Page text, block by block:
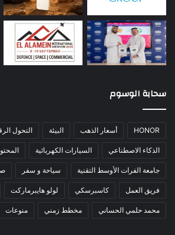
سحابة الوسوم
HONOR أسعار الذهب البيئة التحول
الذكاء الاصطناعي السيارات الكهربائية
جامعة الفرات الأوسط التقنية سياحة و سفر
فريق العمل كاسبرسكي لولو هايبرماركت
محمد حلمي الحساني مخطط زمني منوعات